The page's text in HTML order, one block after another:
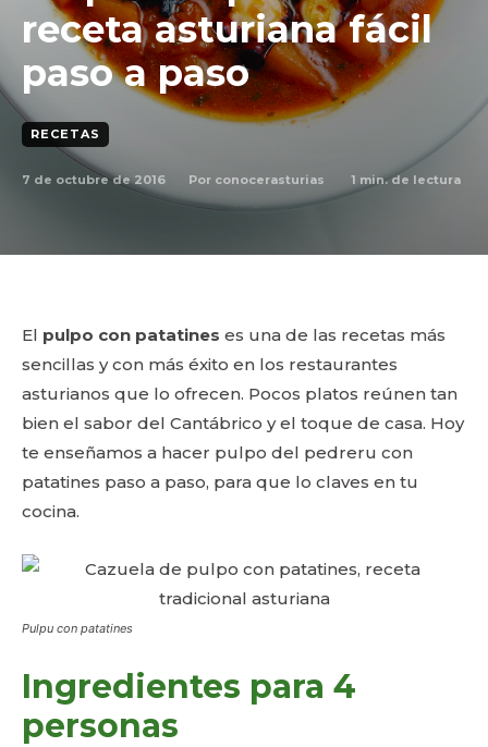
receta asturiana fácil
paso a paso
RECETAS
7 de octubre de 2016 Por conocerasturias 1 min. de lectura
El pulpo con patatines es una de las recetas más
sencillas y con más éxito en los restaurantes
asturianos que lo ofrecen. Pocos platos reúnen tan
bien el sabor del Cantábrico y el toque de casa. Hoy
te enseñamos a hacer pulpo del pedreru con
patatines paso a paso, para que lo claves en tu
cocina.
Pulpu con patatines
Ingredientes para 4
personas